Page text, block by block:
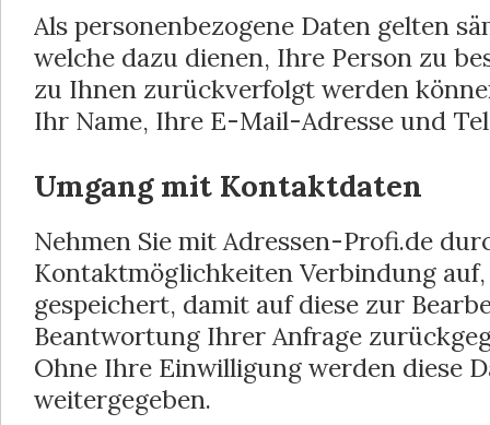
Als personenbezogene Daten gelten
welche dazu dienen, Ihre Person zu
zu Ihnen zurückverfolgt werden
Ihr Name, Ihre E-Mail-Adresse und
Umgang mit Kontaktdaten
Nehmen Sie mit Adressen-Profi.de
Kontaktmöglichkeiten Verbindung
gespeichert, damit auf diese zur
Beantwortung Ihrer Anfrage
Ohne Ihre Einwilligung werden diese
weitergegeben.